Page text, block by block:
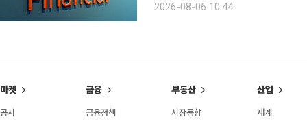
기 매출액은 501억원으로 전년 동기
2026-08-06 10:44
마켓
공시
금융
금융정책
부동산
시장동향
산업
재계